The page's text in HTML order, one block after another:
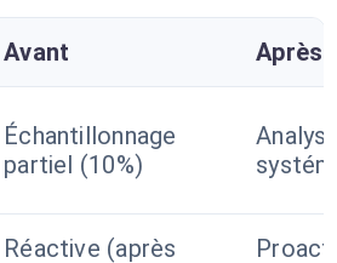
Avant Après
Échantillonnage
partiel (10%)
Réactive (après